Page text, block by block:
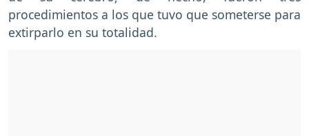
procedimientos a los que tuvo que someterse para
extirparlo en su totalidad.